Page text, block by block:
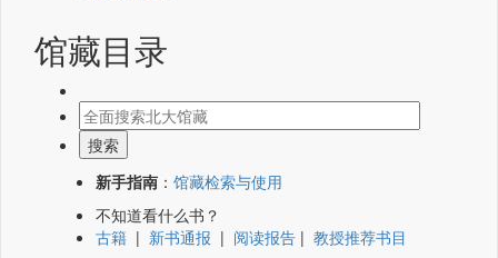
馆藏目录
新手指南 ： 馆藏检索与使用
不知道看什么书？
古籍 | 新书通报 | 阅读报告 | 教授推荐书目